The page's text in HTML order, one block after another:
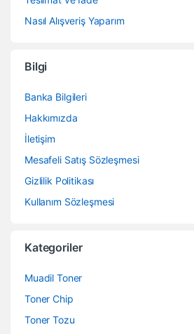
Nasıl Alışveriş Yaparım
Bilgi
Banka Bilgileri
Hakkımızda
İletişim
Mesafeli Satış Sözleşmesi
Gizlilik Politikası
Kullanım Sözleşmesi
Kategoriler
Muadil Toner
Toner Chip
Toner Tozu